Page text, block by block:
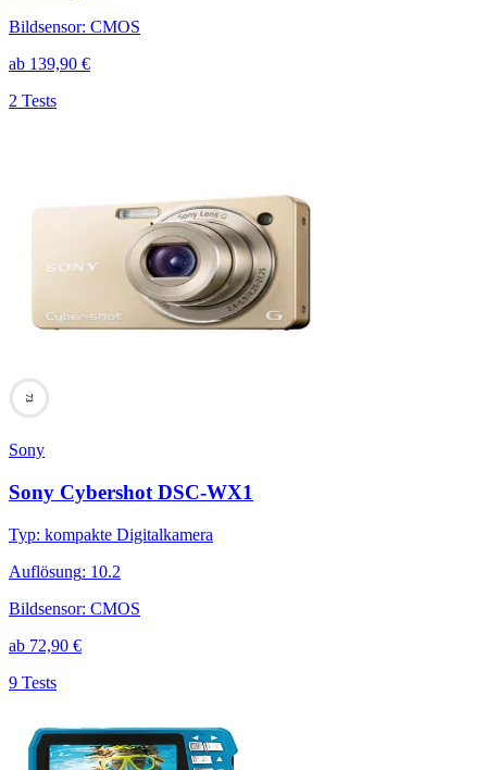
Bildsensor: CMOS
ab 139,90 €
2 Tests
73
Sony
Sony Cybershot DSC-WX1
Typ: kompakte Digitalkamera
Auflösung: 10.2
Bildsensor: CMOS
ab 72,90 €
9 Tests